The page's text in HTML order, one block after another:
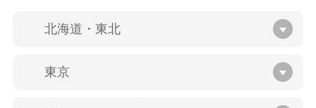
北海道・東北
東京